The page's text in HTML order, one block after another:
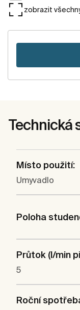
zobrazit
Technická
Místo použití:
Umyvadlo
Poloha
Průtok (l/min
5
Roční